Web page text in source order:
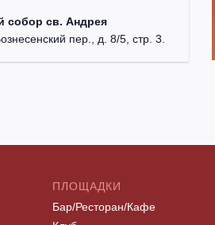
собор св. Андрея
пер., д. 8/5, стр. 3.
ПЛОЩАДКИ
Бар/Ресторан/Кафе